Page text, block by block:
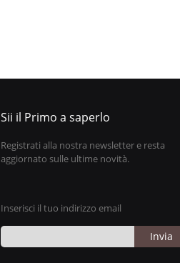
Sii il Primo a saperlo
Registrati alla nostra newsletter e resta
aggiornato sulle ultime novità.
Inserisci il tuo indirizzo email
Invia